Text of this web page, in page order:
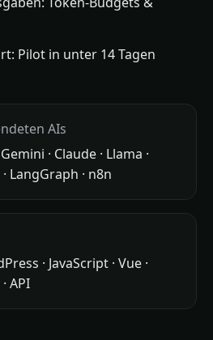
Pilot in unter 14 Tagen
AIs
· Claude · Llama ·
LangGraph · n8n
· JavaScript · Vue ·
API